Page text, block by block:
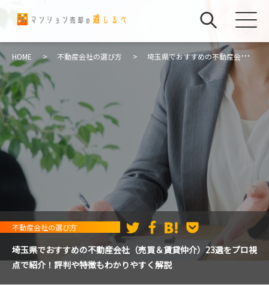
HOME 不動産会社の選び方
埼玉県でおすすめの不動産会社
（売買＆賃貸仲介）23選をプロ視点で紹介！評判や特徴もわかりやすく解
説
不動産会社の選び方
埼玉県でおすすめの不動産会社（売買＆賃貸仲介）23選をプロ視
点で紹介！評判や特徴もわかりやすく解説